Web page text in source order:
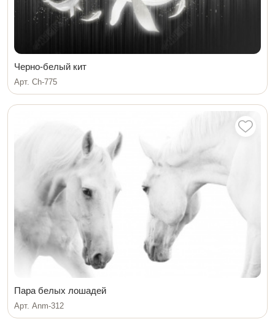
Черно-белый кит
Арт. Ch-775
Пара белых лошадей
Арт. Anm-312